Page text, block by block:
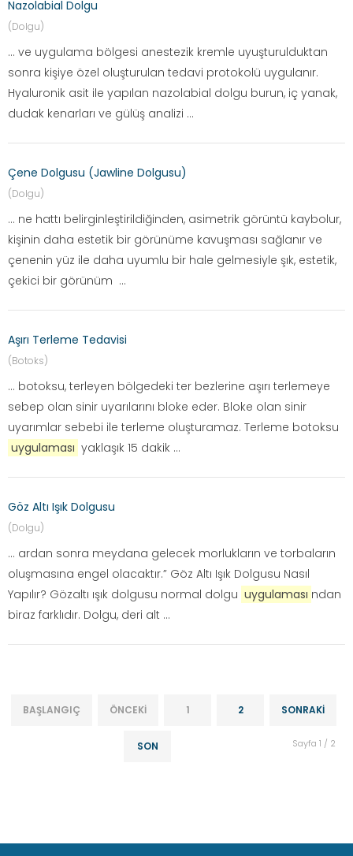
Nazolabial Dolgu
(Dolgu)
... ve uygulama bölgesi anestezik kremle uyuşturulduktan
sonra kişiye özel oluşturulan tedavi protokolü uygulanır.
Hyaluronik asit ile yapılan nazolabial dolgu burun, iç yanak,
dudak kenarları ve gülüş analizi ...
Çene Dolgusu (Jawline Dolgusu)
(Dolgu)
... ne hattı belirginleştirildiğinden, asimetrik görüntü kaybolur,
kişinin daha estetik bir görünüme kavuşması sağlanır ve
çenenin yüz ile daha uyumlu bir hale gelmesiyle şık, estetik,
çekici bir görünüm ...
Aşırı Terleme Tedavisi
(Botoks)
... botoksu, terleyen bölgedeki ter bezlerine aşırı terlemeye
sebep olan sinir uyarılarını bloke eder. Bloke olan sinir
uyarımlar sebebi ile terleme oluşturamaz. Terleme botoksu
uygulaması yaklaşık 15 dakik ...
Göz Altı Işık Dolgusu
(Dolgu)
... ardan sonra meydana gelecek morlukların ve torbaların
oluşmasına engel olacaktır.” Göz Altı Işık Dolgusu Nasıl
Yapılır? Gözaltı ışık dolgusu normal dolgu uygulaması ndan
biraz farklıdır. Dolgu, deri alt ...
BAŞLANGIÇ ÖNCEKI 1 2 SONRAKI
SON Sayfa 1 / 2